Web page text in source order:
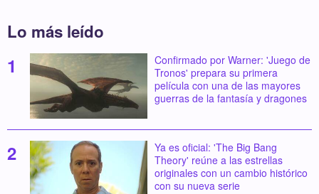
Lo más leído
Confirmado por Warner: 'Juego de
Tronos' prepara su primera
película con una de las mayores
guerras de la fantasía y dragones
Ya es oficial: 'The Big Bang
Theory' reúne a las estrellas
originales con un cambio histórico
con su nueva serie